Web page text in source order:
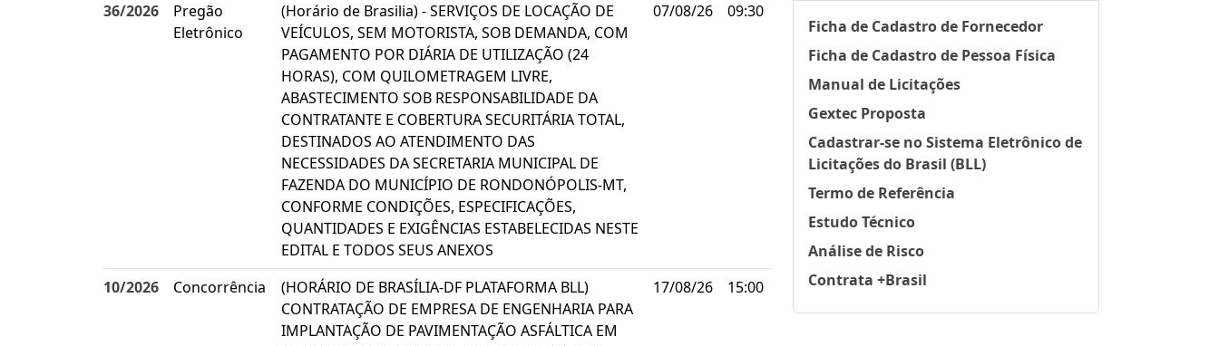
Ficha de Cadastro de Fornecedor
Ficha de Cadastro de Pessoa Física
Manual de Licitações
Gextec Proposta
Cadastrar-se no Sistema Eletrônico de
Licitações do Brasil (BLL)
Termo de Referência
Estudo Técnico
Análise de Risco
Contrata +Brasil
36/2026
Pregão
Eletrônico
(Horário de Brasilia) - SERVIÇOS DE LOCAÇÃO DE
VEÍCULOS, SEM MOTORISTA, SOB DEMANDA, COM
PAGAMENTO POR DIÁRIA DE UTILIZAÇÃO (24
HORAS), COM QUILOMETRAGEM LIVRE,
ABASTECIMENTO SOB RESPONSABILIDADE DA
CONTRATANTE E COBERTURA SECURITÁRIA TOTAL,
DESTINADOS AO ATENDIMENTO DAS
NECESSIDADES DA SECRETARIA MUNICIPAL DE
FAZENDA DO MUNICÍPIO DE RONDONÓPOLIS-MT,
CONFORME CONDIÇÕES, ESPECIFICAÇÕES,
QUANTIDADES E EXIGÊNCIAS ESTABELECIDAS NESTE
EDITAL E TODOS SEUS ANEXOS
07/08/26 09:30
10/2026 Concorrência
(HORÁRIO DE BRASÍLIA-DF PLATAFORMA BLL)
CONTRATAÇÃO DE EMPRESA DE ENGENHARIA PARA
IMPLANTAÇÃO DE PAVIMENTAÇÃO ASFÁLTICA EM
17/08/26 15:00